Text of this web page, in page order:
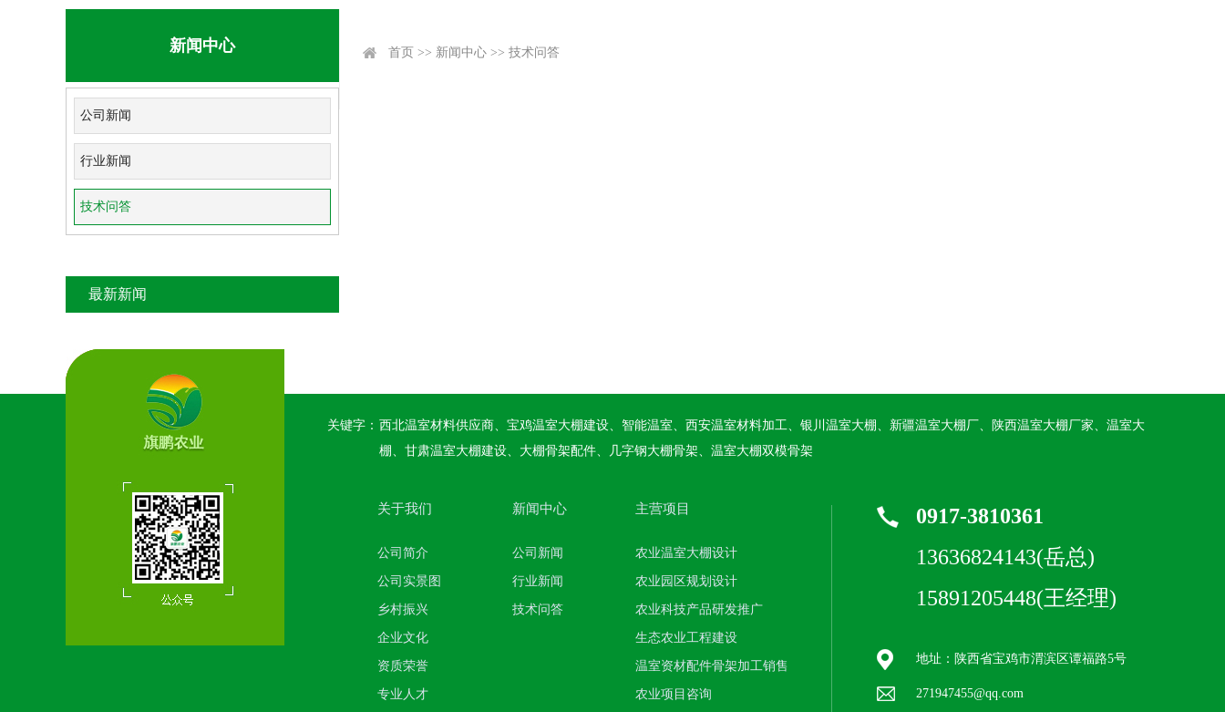
新闻中心
公司新闻
行业新闻
技术问答
最新新闻
首页 >> 新闻中心 >> 技术问答
关键字： 西北温室材料供应商、宝鸡温室大棚建设、智能温室、西安温室材料加工、银川温室大棚、新疆温室大棚厂、陕西温室大棚厂家、温室大
棚、甘肃温室大棚建设、大棚骨架配件、几字钢大棚骨架、温室大棚双模骨架
关于我们
公司简介
公司实景图
乡村振兴
企业文化
资质荣誉
专业人才
新闻中心
公司新闻
行业新闻
技术问答
主营项目
农业温室大棚设计
农业园区规划设计
农业科技产品研发推广
生态农业工程建设
温室资材配件骨架加工销售
农业项目咨询
0917-3810361
13636824143(岳总)
15891205448(王经理)
地址：陕西省宝鸡市渭滨区谭福路5号
271947455@qq.com